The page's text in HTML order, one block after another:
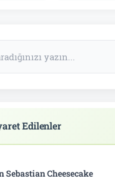
Edilenler
Sebastian Cheesecake